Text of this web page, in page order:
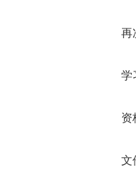
1
再
2
学
3
资
4
文
5